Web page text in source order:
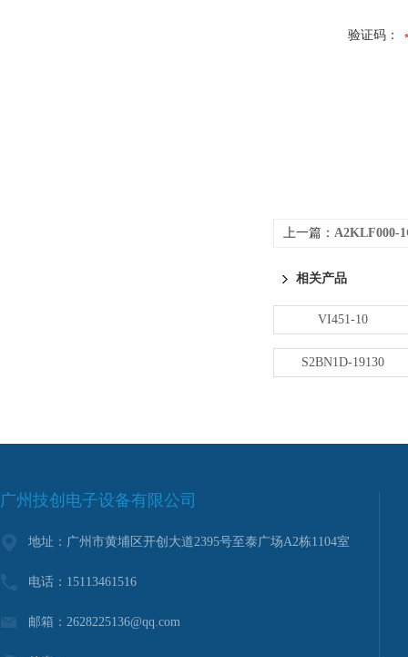
验证码：
上一篇： A2KLF000-
相关产品
VI451-10
S2BN1D-19130
广州技创电子设备有限公司
地址：广州市黄埔区开创大道2395号至泰广场A2栋1104室
电话：15113461516
邮箱：2628225136@qq.com